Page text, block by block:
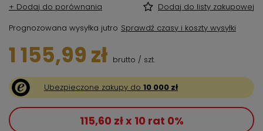
+ Dodaj do porównania
Dodaj do listy zakupowej
Prognozowana wysyłka jutro Sprawdź czasy i koszty wysyłki
1 155,99 zł brutto / szt.
Ubezpieczone zakupy do 10 000 zł
115,60 zł x 10 rat 0%